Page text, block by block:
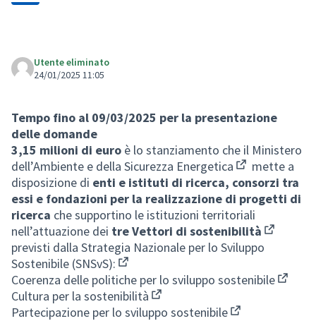
Utente eliminato
24/01/2025 11:05
Tempo fino al 09/03/2025 per la presentazione
delle domande
3,15 milioni di euro è lo stanziamento che il Ministero
dell’Ambiente e della Sicurezza Energetica
mette a
disposizione di enti e istituti di ricerca, consorzi tra
essi e fondazioni per la realizzazione di progetti di
ricerca che supportino le istituzioni territoriali
nell’attuazione dei tre Vettori di sostenibilità
previsti dalla Strategia Nazionale per lo Sviluppo
Sostenibile (SNSvS):
(Collegamento esterno)
Coerenza delle politiche per lo sviluppo sostenibile
Cultura per la sostenibilità
(Collegamento esterno)
Partecipazione per lo sviluppo sostenibile